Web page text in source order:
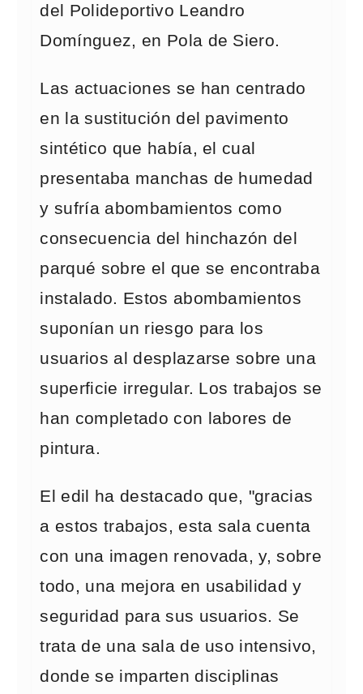
del Polideportivo Leandro
Domínguez, en Pola de Siero.
Las actuaciones se han centrado
en la sustitución del pavimento
sintético que había, el cual
presentaba manchas de humedad
y sufría abombamientos como
consecuencia del hinchazón del
parqué sobre el que se encontraba
instalado. Estos abombamientos
suponían un riesgo para los
usuarios al desplazarse sobre una
superficie irregular. Los trabajos se
han completado con labores de
pintura.
El edil ha destacado que, "gracias
a estos trabajos, esta sala cuenta
con una imagen renovada, y, sobre
todo, una mejora en usabilidad y
seguridad para sus usuarios. Se
trata de una sala de uso intensivo,
donde se imparten disciplinas